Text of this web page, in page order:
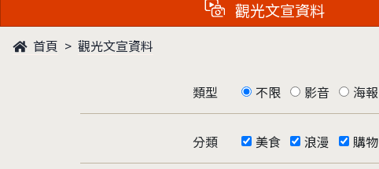
觀光文宣資料
首頁 觀光文宣資料
類型 不限 影音 海報
分類 美食 浪漫 購物